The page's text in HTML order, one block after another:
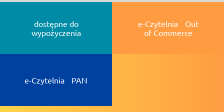
dostępne do
wypożyczenia
e-Czytelnia Out
of Commerce
e-Czytelnia PAN